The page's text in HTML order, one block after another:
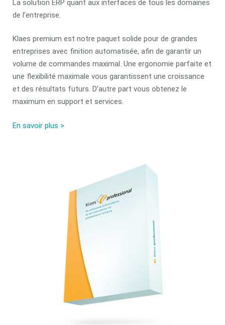
La solution ERP quant aux interfaces de tous les domaines
de l’entreprise.
Klaes premium est notre paquet solide pour de grandes
entreprises avec finition automatisée, afin de garantir un
volume de commandes maximal. Une ergonomie parfaite et
une flexibilité maximale vous garantissent une croissance
et des résultats futurs. D’autre part vous obtenez le
maximum en support et services.
En savoir plus >